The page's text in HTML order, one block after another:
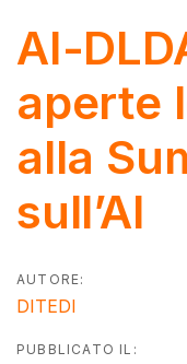
AI-
aperte
alla
sull’AI
AUTORE:
DITEDI
PUBBLICATO IL: